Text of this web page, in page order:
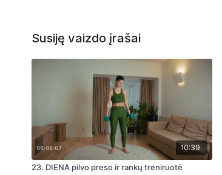
Susiję vaizdo įrašai
10:39
23. DIENA pilvo preso ir rankų treniruotė